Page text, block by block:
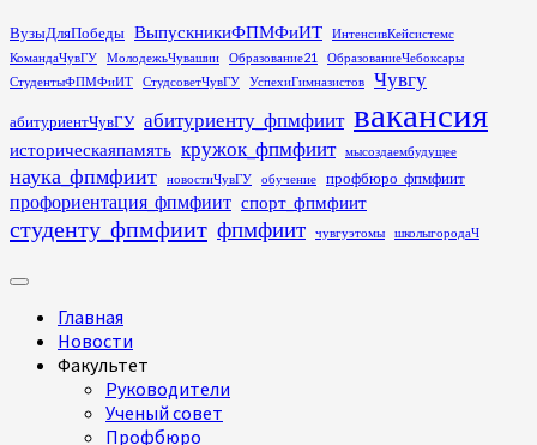
Перейти
к
содержимому
ВузыДляПобеды ВыпускникиФПМФиИТ
ИнтенсивКейсистемс
КомандаЧувГУ
МолодежьЧувашии Образование21
ОбразованиеЧебоксары
СтудентыФПМФиИТ
СтудсоветЧувГУ УспехиГимназистов Чувгу
абитуриентЧувГУ абитуриенту_фпмфиит вакансия
историческаяпамять кружок_фпмфиит мысоздаембудущее
наука_фпмфиит новостиЧувГУ обучение профбюро_фпмфиит
профориентация_фпмфиит спорт_фпмфиит
студенту_фпмфиит фпмфиит чувгуэтомы школыгородаЧ
Основное
Главная
Новости
Факультет
Руководители
Ученый совет
Профбюро